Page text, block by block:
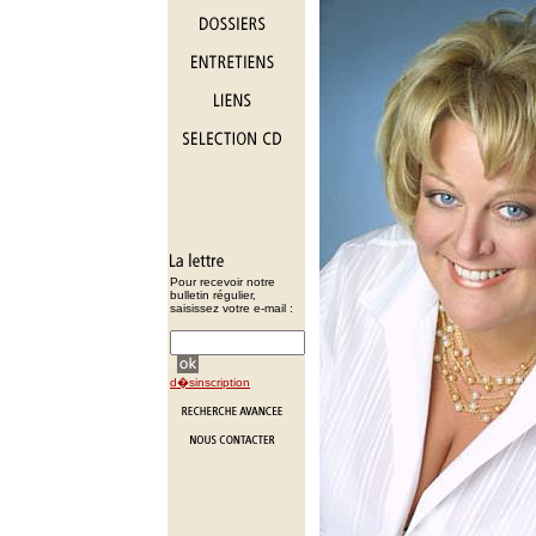
Pour recevoir notre
bulletin régulier,
saisissez votre e-mail :
d�sinscription